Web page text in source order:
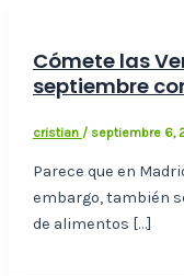
Cómete las
septiembre
cristian / septiembre 6,
Parece que en
embargo, también
de alimentos […]